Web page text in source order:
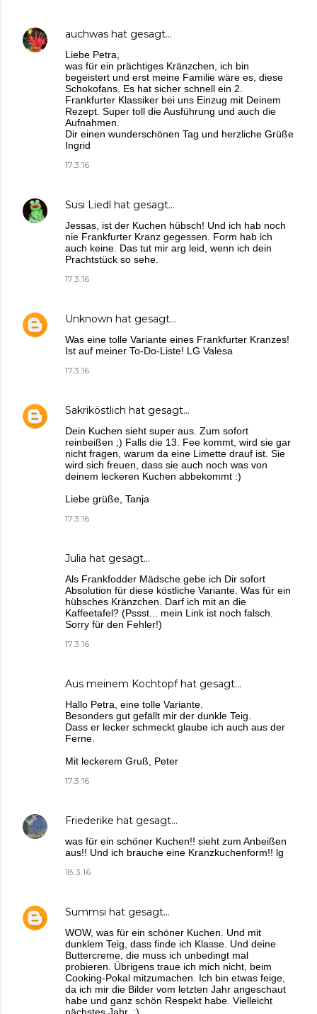
auchwas hat gesagt…
Liebe Petra,
was für ein prächtiges Kränzchen, ich bin
begeistert und erst meine Familie wäre es, diese
Schokofans. Es hat sicher schnell ein 2.
Frankfurter Klassiker bei uns Einzug mit Deinem
Rezept. Super toll die Ausführung und auch die
Aufnahmen.
Dir einen wunderschönen Tag und herzliche Grüße
Ingrid
17.3.16
Susi Liedl hat gesagt…
Jessas, ist der Kuchen hübsch! Und ich hab noch
nie Frankfurter Kranz gegessen. Form hab ich
auch keine. Das tut mir arg leid, wenn ich dein
Prachtstück so sehe.
17.3.16
Unknown hat gesagt…
Was eine tolle Variante eines Frankfurter Kranzes!
Ist auf meiner To-Do-Liste! LG Valesa
17.3.16
Sakriköstlich hat gesagt…
Dein Kuchen sieht super aus. Zum sofort
reinbeißen ;) Falls die 13. Fee kommt, wird sie gar
nicht fragen, warum da eine Limette drauf ist. Sie
wird sich freuen, dass sie auch noch was von
deinem leckeren Kuchen abbekommt :)
Liebe grüße, Tanja
17.3.16
Julia hat gesagt…
Als Frankfodder Mädsche gebe ich Dir sofort
Absolution für diese köstliche Variante. Was für ein
hübsches Kränzchen. Darf ich mit an die
Kaffeetafel? (Pssst... mein Link ist noch falsch.
Sorry für den Fehler!)
17.3.16
Aus meinem Kochtopfhat gesagt…
Hallo Petra, eine tolle Variante.
Besonders gut gefällt mir der dunkle Teig.
Dass er lecker schmeckt glaube ich auch aus der
Ferne.
Mit leckerem Gruß, Peter
17.3.16
Friederike hat gesagt…
was für ein schöner Kuchen!! sieht zum Anbeißen
aus!! Und ich brauche eine Kranzkuchenform!! lg
18.3.16
Summsi hat gesagt…
WOW, was für ein schöner Kuchen. Und mit
dunklem Teig, dass finde ich Klasse. Und deine
Buttercreme, die muss ich unbedingt mal
probieren. Übrigens traue ich mich nicht, beim
Cooking-Pokal mitzumachen. Ich bin etwas feige,
da ich mir die Bilder vom letzten Jahr angeschaut
habe und ganz schön Respekt habe. Vielleicht